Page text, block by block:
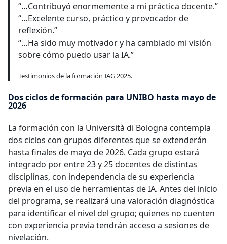
“…Contribuyó enormemente a mi práctica docente.”
“…Excelente curso, práctico y provocador de
reflexión.”
“…Ha sido muy motivador y ha cambiado mi visión
sobre cómo puedo usar la IA.”
Testimonios de la formación IAG 2025.
Dos ciclos de formación para UNIBO hasta mayo de
2026
La formación con la Università di Bologna contempla
dos ciclos con grupos diferentes que se extenderán
hasta finales de mayo de 2026. Cada grupo estará
integrado por entre 23 y 25 docentes de distintas
disciplinas, con independencia de su experiencia
previa en el uso de herramientas de IA. Antes del inicio
del programa, se realizará una valoración diagnóstica
para identificar el nivel del grupo; quienes no cuenten
con experiencia previa tendrán acceso a sesiones de
nivelación.